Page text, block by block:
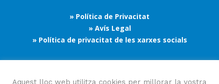
» Política de Privacitat
» Avís Legal
» Política de privacitat de les xarxes socials
Segueix-nos
Aquest lloc web utilitza cookies per millorar la vostra